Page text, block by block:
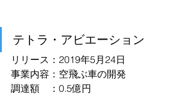
テトラ・アビエーション
リリース：2019年5月24日
事業内容：空飛ぶ車の開発
調達額　：0.5億円